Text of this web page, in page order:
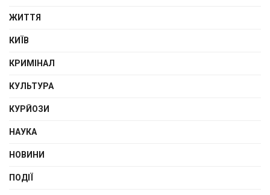
ЖИТТЯ
КИЇВ
КРИМІНАЛ
КУЛЬТУРА
КУРЙОЗИ
НАУКА
НОВИНИ
ПОДІЇ